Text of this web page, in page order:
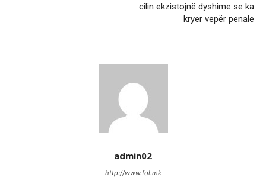
cilin ekzistojnë dyshime se ka
kryer vepër penale
admin02
http://www.fol.mk